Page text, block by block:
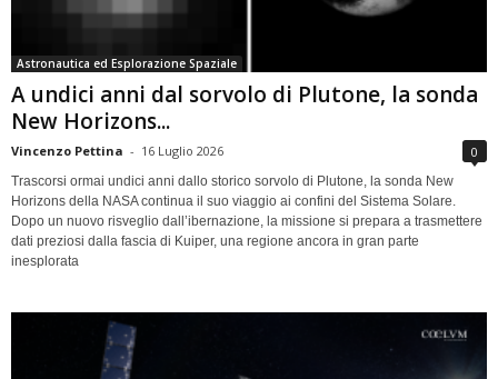
Astronautica ed Esplorazione Spaziale
A undici anni dal sorvolo di Plutone, la sonda
New Horizons...
Vincenzo Pettina - 16 Luglio 2026 0
Trascorsi ormai undici anni dallo storico sorvolo di Plutone, la sonda New
Horizons della NASA continua il suo viaggio ai confini del Sistema Solare.
Dopo un nuovo risveglio dall’ibernazione, la missione si prepara a trasmettere
dati preziosi dalla fascia di Kuiper, una regione ancora in gran parte
inesplorata